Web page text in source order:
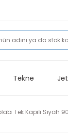
Tekne
Tek Kapılı Siyah